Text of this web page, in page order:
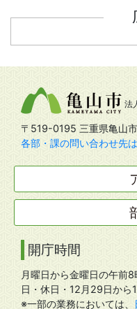
法
〒519-0195 三重県亀山
各部・課の問い合わせ先
開庁時間
月曜日から金曜日の午前
日・休日・12月29日から
※一部の業務においては、